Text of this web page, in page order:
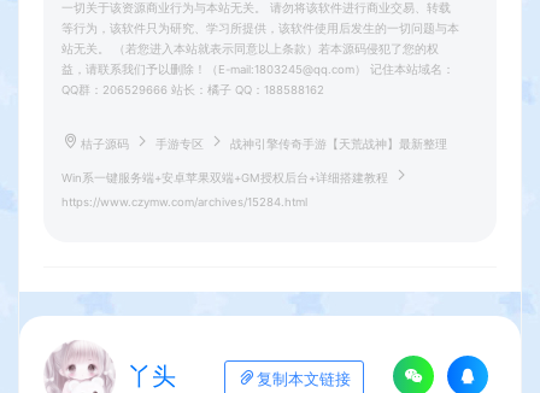
一切关于该资源商业行为与本站无关。 请勿将该软件进行商业交易、转载
等行为，该软件只为研究、学习所提供，该软件使用后发生的一切问题与本
站无关。 （若您进入本站就表示同意以上条款）若本源码侵犯了您的权
益，请联系我们予以删除！（E-mail:1803245@qq.com） 记住本站域名：
QQ群：206529666 站长：橘子 QQ：188588162
桔子源码 手游专区 战神引擎传奇手游【天荒战神】最新整理
Win系一键服务端+安卓苹果双端+GM授权后台+详细搭建教程
https://www.czymw.com/archives/15284.html
丫头 复制本文链接